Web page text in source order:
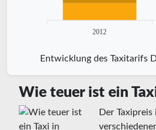
2012
Entwicklung des Taxitarifs
Wie teuer ist ein
Der